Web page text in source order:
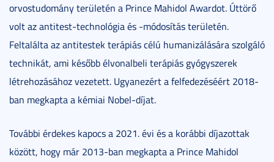
orvostudomány területén a Prince Mahidol Awardot. Úttörő
volt az antitest-technológia és -módosítás területén.
Feltalálta az antitestek terápiás célú humanizálására szolgáló
technikát, ami később élvonalbeli terápiás gyógyszerek
létrehozásához vezetett. Ugyanezért a felfedezéséért 2018-
ban megkapta a kémiai Nobel-díjat.
További érdekes kapocs a 2021. évi és a korábbi díjazottak
között, hogy már 2013-ban megkapta a Prince Mahidol